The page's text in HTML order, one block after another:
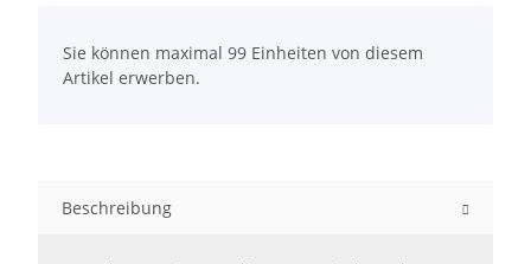
Sie können maximal 99 Einheiten von diesem
Artikel erwerben.
Beschreibung